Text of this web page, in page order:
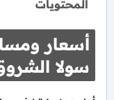
المحتويات
أسعار
سولا